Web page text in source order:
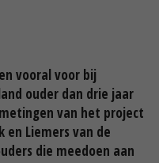
vooral voor bij
ouder dan drie jaar
van het project
en Liemers van de
die meedoen aan